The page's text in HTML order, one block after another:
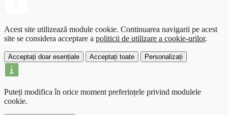
Acest site utilizează module cookie. Continuarea navigarii pe acest
site se considera acceptare a politicii de utilizare a cookie-urilor.
Acceptați doar esențiale Acceptați toate Personalizați
Puteți modifica în orice moment preferințele privind modulele
cookie.